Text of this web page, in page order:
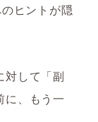
ヒントが隠
対して「副
に、もう一